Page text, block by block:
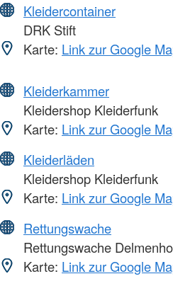
Kleidercontainer
DRK Stift
Karte: Link zur Google
Kleiderkammer
Kleidershop Kleiderfunk
Karte: Link zur Google
Kleiderläden
Kleidershop Kleiderfunk
Karte: Link zur Google
Rettungswache
Rettungswache
Karte: Link zur Google